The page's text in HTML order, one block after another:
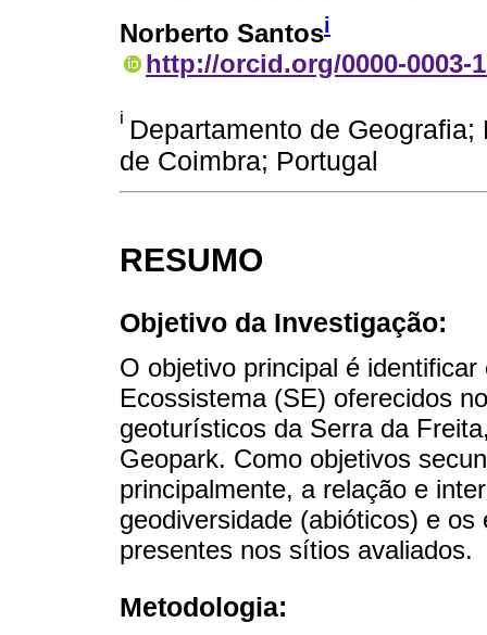
Norberto Santosi
http://orcid.org/0000-0003-
i Departamento de
de Coimbra; Portugal
RESUMO
Objetivo da Investigação:
O objetivo principal é
Ecossistema (SE) oferecidos
geoturísticos da Serra da
Geopark. Como objetivos
principalmente, a relação e
geodiversidade (abióticos) e
presentes nos sítios avaliados.
Metodologia: